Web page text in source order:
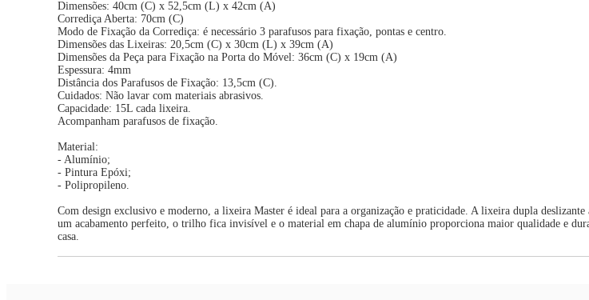
Dimensões: 40cm (C) x 52,5cm (L) x 42cm (A)
Corrediça Aberta: 70cm (C)
Modo de Fixação da Corrediça: é necessário 3 parafusos para fixação, pontas e centro.
Dimensões das Lixeiras: 20,5cm (C) x 30cm (L) x 39cm (A)
Dimensões da Peça para Fixação na Porta do Móvel: 36cm (C) x 19cm (A)
Espessura: 4mm
Distância dos Parafusos de Fixação: 13,5cm (C).
Cuidados: Não lavar com materiais abrasivos.
Capacidade: 15L cada lixeira.
Acompanham parafusos de fixação.
Material:
- Alumínio;
- Pintura Epóxi;
- Polipropileno.
Com design exclusivo e moderno, a lixeira Master é ideal para a organização e praticidade. A lixeira dupla
um acabamento perfeito, o trilho fica invisível e o material em chapa de alumínio proporciona maior qualidade e
casa.